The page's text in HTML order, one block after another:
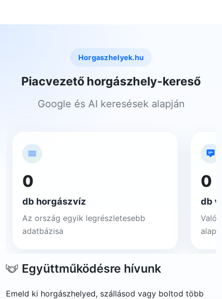
Horgaszhelyek.hu
Piacvezető horgászhely-kereső
Google és AI keresések alapján
0
db horgászvíz
Az ország egyik legrészletesebb
adatbázisa
0
db
Együttműködésre hívunk
Emeld ki horgászhelyed, szállásod vagy boltod több